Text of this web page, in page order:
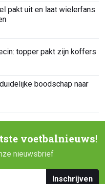
pakt uit en laat wielerfans
topper pakt zijn koffers
boodschap naar
voetbalnieuws!
nieuwsbrief
Inschrijven